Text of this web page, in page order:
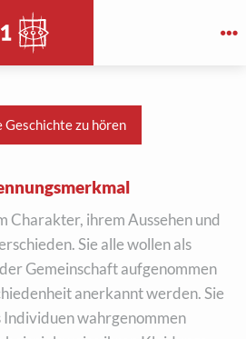
Geschichte zu hören
Charakter, ihrem Aussehen und
Sie alle wollen als
Gemeinschaft aufgenommen
anerkannt werden. Sie
Individuen wahrgenommen